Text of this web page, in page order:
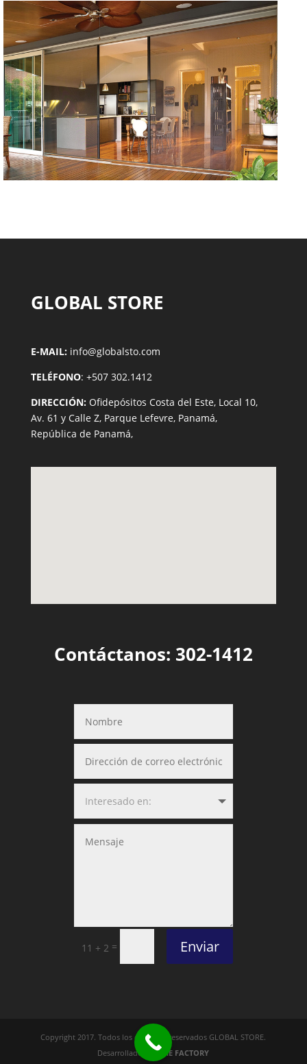
GLOBAL STORE
E-MAIL:info@globalsto.com
TELÉFONO: +507 302.1412
DIRECCIÓN: Ofidepósitos Costa del Este, Local 10,
Av. 61 y Calle Z, Parque Lefevre, Panamá,
República de Panamá,
Contáctanos: 302-1412
11 + 2 = Enviar
Copyright 2017. Todos los derechos reservados GLOBAL STORE.
Desarrollado porTHE FACTORY